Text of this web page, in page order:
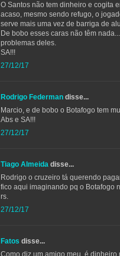
O Santos não tem dinheiro e cogita
acaso, mesmo sendo refugo, o
serve mais uma vez de barriga de
De bobo esses caras não têm
problemas deles.
SA!!!
27/12/17
Rodrigo Federman disse...
Marcio, e de bobo o Botafogo tem
Abs e SA!!!
27/12/17
Tiago Almeida disse...
Rodrigo o cruzeiro tá querendo
fico aqui imaginando pq o Botafogo
rs.
27/12/17
Fatos disse...
Como diz um amigo meu, é dinheiro